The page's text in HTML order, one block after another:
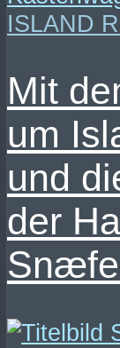
ISLAND
Mit
um
und
der